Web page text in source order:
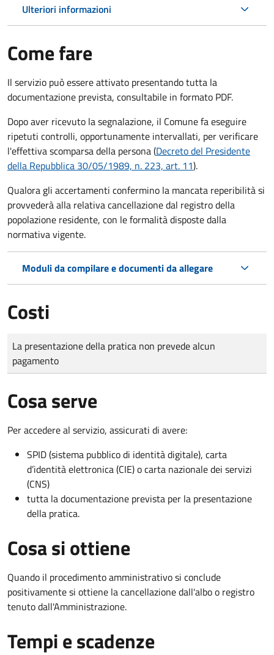
Ulteriori informazioni
Come fare
Il servizio può essere attivato presentando tutta la
documentazione prevista, consultabile in formato PDF.
Dopo aver ricevuto la segnalazione, il Comune fa eseguire
ripetuti controlli, opportunamente intervallati, per verificare
l'effettiva scomparsa della persona (Decreto del Presidente
della Repubblica 30/05/1989, n. 223, art. 11).
Qualora gli accertamenti confermino la mancata reperibilità si
provvederà alla relativa cancellazione dal registro della
popolazione residente, con le formalità disposte dalla
normativa vigente.
Moduli da compilare e documenti da allegare
Costi
Tipo di pagamento
Importo
La presentazione della pratica non prevede alcun
pagamento
Cosa serve
Per accedere al servizio, assicurati di avere:
SPID (sistema pubblico di identità digitale), carta
d’identità elettronica (CIE) o carta nazionale dei servizi
(CNS)
tutta la documentazione prevista per la presentazione
della pratica.
Cosa si ottiene
Quando il procedimento amministrativo si conclude
positivamente si ottiene la cancellazione dall'albo o registro
tenuto dall'Amministrazione.
Tempi e scadenze